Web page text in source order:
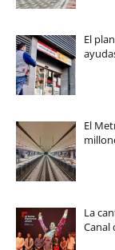
El
El
La
Canal